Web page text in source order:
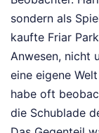
sondern als
kaufte Friar
Anwesen, nicht
eine eigene
habe oft
die Schublade